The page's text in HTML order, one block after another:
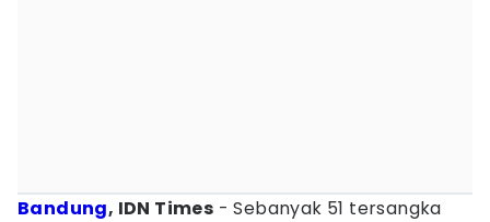
Bandung, IDN Times - Sebanyak 51 tersangka